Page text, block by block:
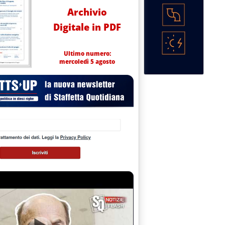
Archivio
Digitale in PDF
Ultimo numero:
mercoledì 5 agosto